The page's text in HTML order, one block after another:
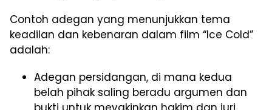
Contoh adegan yang menunjukkan tema
keadilan dan kebenaran dalam film “Ice Cold”
adalah:
Adegan persidangan, di mana kedua
belah pihak saling beradu argumen dan